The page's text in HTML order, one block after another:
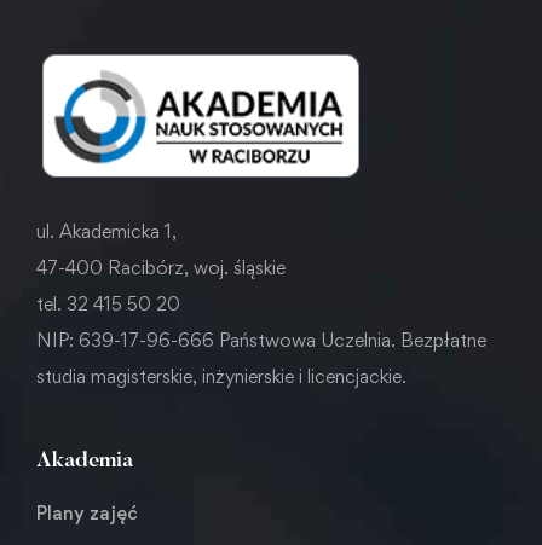
ul. Akademicka 1,
47-400 Racibórz, woj. śląskie
tel. 32 415 50 20
NIP: 639-17-96-666 Państwowa Uczelnia. Bezpłatne
studia magisterskie, inżynierskie i licencjackie.
Akademia
Plany zajęć